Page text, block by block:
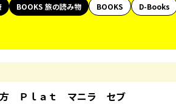
BOOKS 旅の読み物 BOOKS
D-Books
方 Ｐｌａｔ マニラ セブ